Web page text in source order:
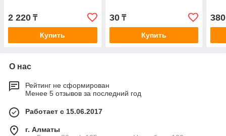
2 220 ₸
Купить
30₸
Купить
380
О нас
Рейтинг не сформирован
Менее 5 отзывов за последний год
Работает с 15.06.2017
г. Алматы